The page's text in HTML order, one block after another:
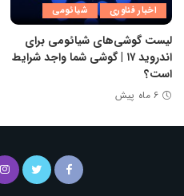
اخبار فناوری شیائومی
لیست گوشی‌های شیائومی برای
اندروید ۱۷ | گوشی شما واجد شرایط
است؟
۶ ماه پیش